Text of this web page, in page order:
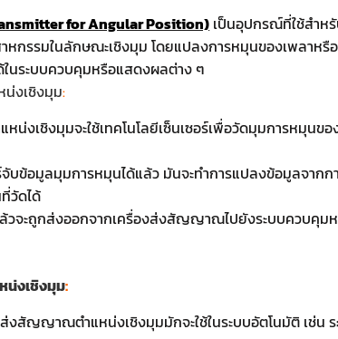
for Angular Position) เป็นอุปกรณ์ที่ใช้สำห
กรรมในลักษณะเชิงมุม โดยแปลงการหมุนของเพลาห
นระบบควบคุมหรือแสดงผลต่าง ๆ
งเชิงมุม:
งเชิงมุมจะใช้เทคโนโลยีเซ็นเซอร์เพื่อวัดมุมการหมุนข
จับข้อมูลมุมการหมุนได้แล้ว มันจะทำการแปลงข้อมูลจา
วัดได้
ะถูกส่งออกจากเครื่องส่งสัญญาณไปยังระบบควบคุมห
งเชิงมุม:
งสัญญาณตำแหน่งเชิงมุมมักจะใช้ในระบบอัตโนมัติ เช่น